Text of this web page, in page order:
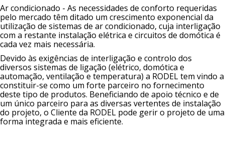
Ar condicionado - As necessidades de conforto requeridas
pelo mercado têm ditado um crescimento exponencial da
utilização de sistemas de ar condicionado, cuja interligação
com a restante instalação elétrica e circuitos de domótica é
cada vez mais necessária.
Devido às exigências de interligação e controlo dos
diversos sistemas de ligação (elétrico, domótica e
automação, ventilação e temperatura) a RODEL tem vindo a
constituir-se como um forte parceiro no fornecimento
deste tipo de produtos. Beneficiando de apoio técnico e de
um único parceiro para as diversas vertentes de instalação
do projeto, o Cliente da RODEL pode gerir o projeto de uma
forma integrada e mais eficiente.